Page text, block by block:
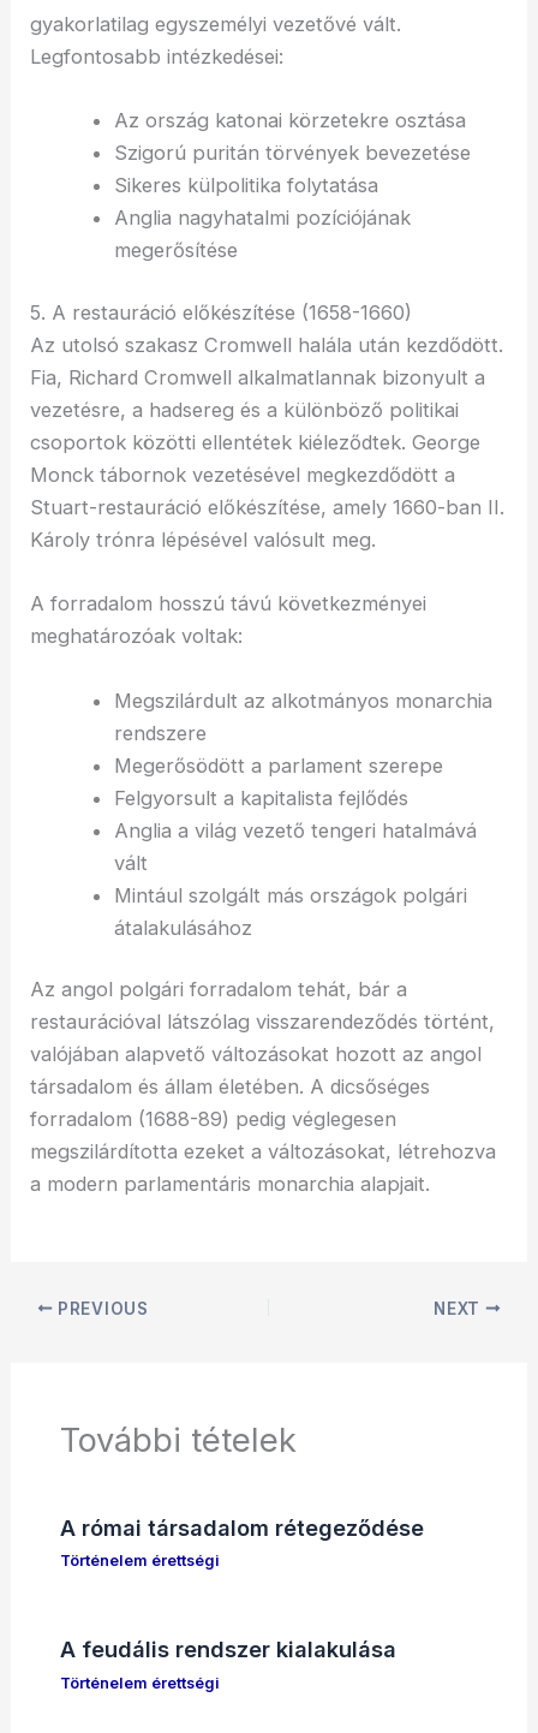
gyakorlatilag egyszemélyi vezetővé vált.
Legfontosabb intézkedései:
Az ország katonai körzetekre osztása
Szigorú puritán törvények bevezetése
Sikeres külpolitika folytatása
Anglia nagyhatalmi pozíciójának
megerősítése
5. A restauráció előkészítése (1658-1660)
Az utolsó szakasz Cromwell halála után kezdődött.
Fia, Richard Cromwell alkalmatlannak bizonyult a
vezetésre, a hadsereg és a különböző politikai
csoportok közötti ellentétek kiéleződtek. George
Monck tábornok vezetésével megkezdődött a
Stuart-restauráció előkészítése, amely 1660-ban II.
Károly trónra lépésével valósult meg.
A forradalom hosszú távú következményei
meghatározóak voltak:
Megszilárdult az alkotmányos monarchia
rendszere
Megerősödött a parlament szerepe
Felgyorsult a kapitalista fejlődés
Anglia a világ vezető tengeri hatalmává
vált
Mintául szolgált más országok polgári
átalakulásához
Az angol polgári forradalom tehát, bár a
restaurációval látszólag visszarendeződés történt,
valójában alapvető változásokat hozott az angol
társadalom és állam életében. A dicsőséges
forradalom (1688-89) pedig véglegesen
megszilárdította ezeket a változásokat, létrehozva
a modern parlamentáris monarchia alapjait.
PREVIOUS NEXT
További tételek
A római társadalom rétegeződése
Történelem érettségi
A feudális rendszer kialakulása
Történelem érettségi